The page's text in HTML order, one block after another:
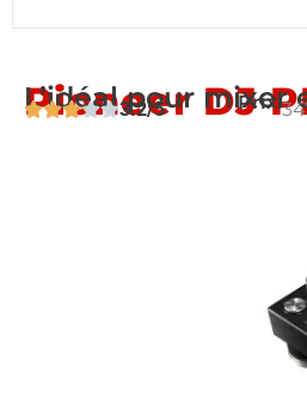
Pioneer DJ
L’idéal pour mixer
3.2/5 Prix: